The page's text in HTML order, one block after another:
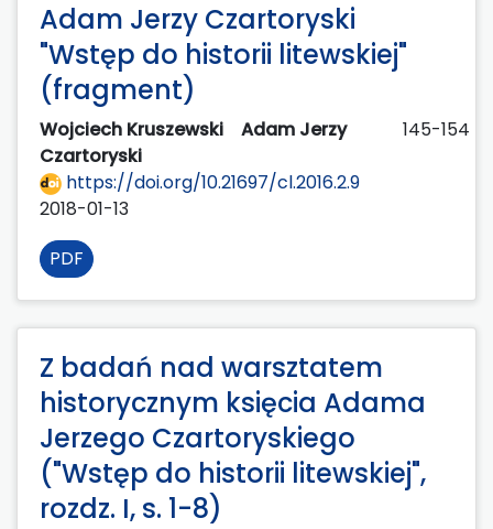
Adam Jerzy Czartoryski
"Wstęp do historii litewskiej"
(fragment)
Wojciech Kruszewski
Adam Jerzy
Czartoryski
145-154
https://doi.org/10.21697/cl.2016.2.9
2018-01-13
PDF
Z badań nad warsztatem
historycznym księcia Adama
Jerzego Czartoryskiego
("Wstęp do historii litewskiej",
rozdz. I, s. 1-8)